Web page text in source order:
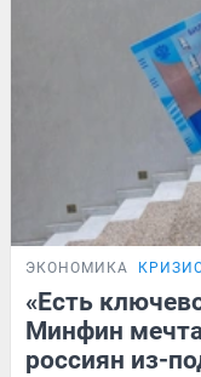
ЭКОНОМИКА
«Есть
Минфин
россиян из-